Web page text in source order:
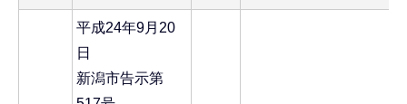
平成24年9月20
日
新潟市告示第